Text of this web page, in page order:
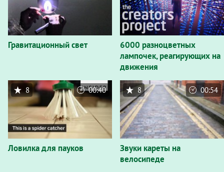
Гравитационный свет
6000 разноцветных
лампочек, реагирующих на
движения
Ловилка для пауков
8 00:40
Звуки кареты на
велосипеде
8 00:54